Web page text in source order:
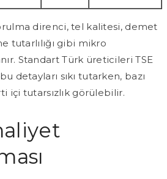
direnci, tel kalitesi, demet
tutarlılığı gibi mikro
Standart Türk üreticileri TSE
detayları sıkı tutarken, bazı
içi tutarsızlık görülebilir.